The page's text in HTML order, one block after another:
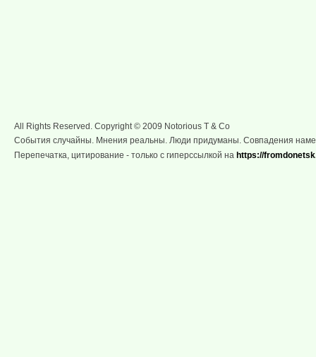
All Rights Reserved. Copyright © 2009 Notorious T & Co
События случайны. Мнения реальны. Люди придуманы. Совпадения
Перепечатка, цитирование - только с гиперссылкой на https://